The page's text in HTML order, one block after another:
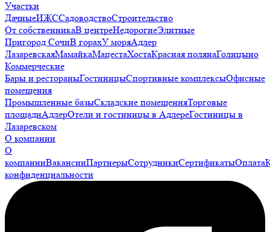
Участки
ДачныеИЖССадоводствоСтроительство
От собственникаВ центреНедорогиеЭлитные
Пригород СочиВ горахУ моряАдлер
ЛазаревскаяМамайкаМацестаХостаКрасная полянаГолицыно
Коммерческие
Бары и рестораныГостиницыСпортивные комплексыОфисные
помещения
Промышленные базыСкладские помещенияТорговые
площадиАдлерОтели и гостиницы в АдлереГостиницы в
Лазаревском
О компании
О
компанииВакансииПартнерыСотрудникиСертификатыОплата
конфиденциальности